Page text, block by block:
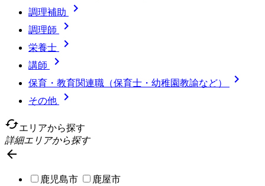
調理補助 
調理師 
栄養士 
講師 
保育・教育関連職（保育士・幼稚園教諭など） 
その他

cachedエリアから探す
詳細エリアから探す

鹿児島市
鹿屋市